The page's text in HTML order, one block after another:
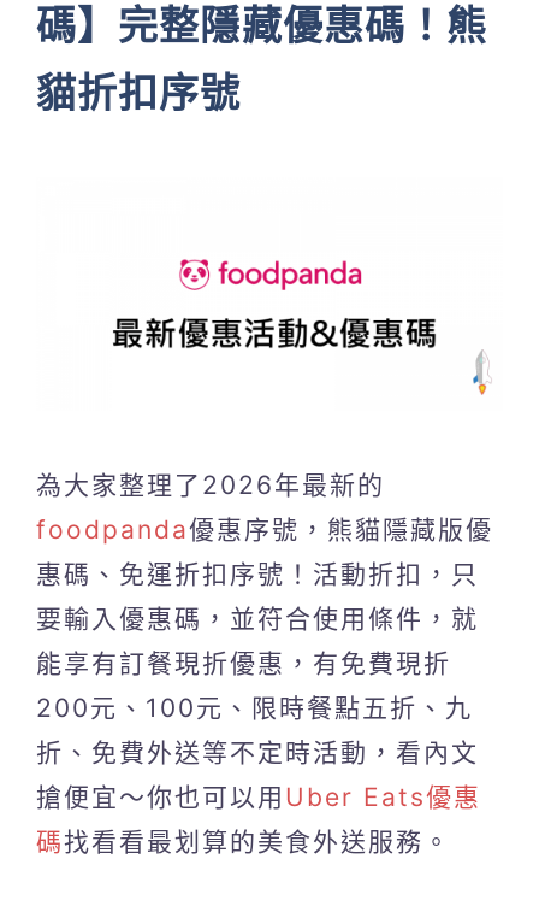
碼】完整隱藏優惠碼！熊
貓折扣序號
為大家整理了2026年最新的
foodpanda優惠序號，熊貓隱藏版優
惠碼、免運折扣序號！活動折扣，只
要輸入優惠碼，並符合使用條件，就
能享有訂餐現折優惠，有免費現折
200元、100元、限時餐點五折、九
折、免費外送等不定時活動，看內文
搶便宜～你也可以用 Uber Eats優惠
碼找看看最划算的美食外送服務。